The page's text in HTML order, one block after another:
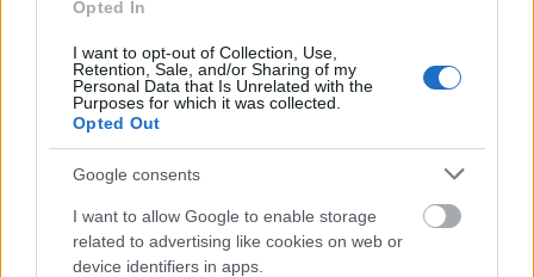
Opted In
I want to opt-out of Collection, Use,
Retention, Sale, and/or Sharing of my
Personal Data that Is Unrelated with the
Purposes for which it was collected.
Opted Out
Google consents
I want to allow Google to enable storage
related to advertising like cookies on web or
device identifiers in apps.